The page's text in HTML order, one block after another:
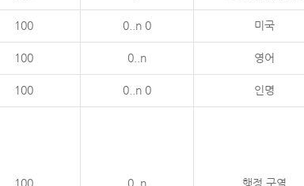
100 0..n 0 미국
100 0..n 영어
100 0..n 0 인명
100 0..n 행정 구역